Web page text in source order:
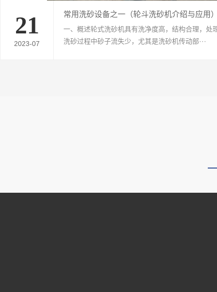
21
2023-07
常用洗砂设备之一（轮斗洗砂机介绍与应用
一、概述轮式洗砂机具有洗净度高，结构合理，处
洗砂过程中砂子流失少，尤其是洗砂机传动部···